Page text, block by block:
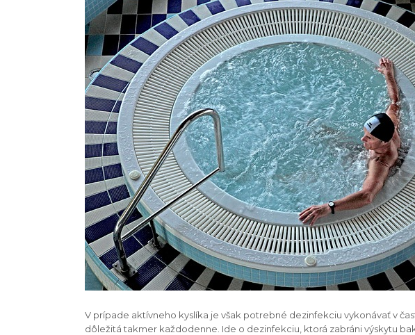
V prípade aktívneho kyslíka je však potrebné dezinfekciu vykonávať v
dôležitá takmer každodenne. Ide o dezinfekciu, ktorá zabráni výskytu